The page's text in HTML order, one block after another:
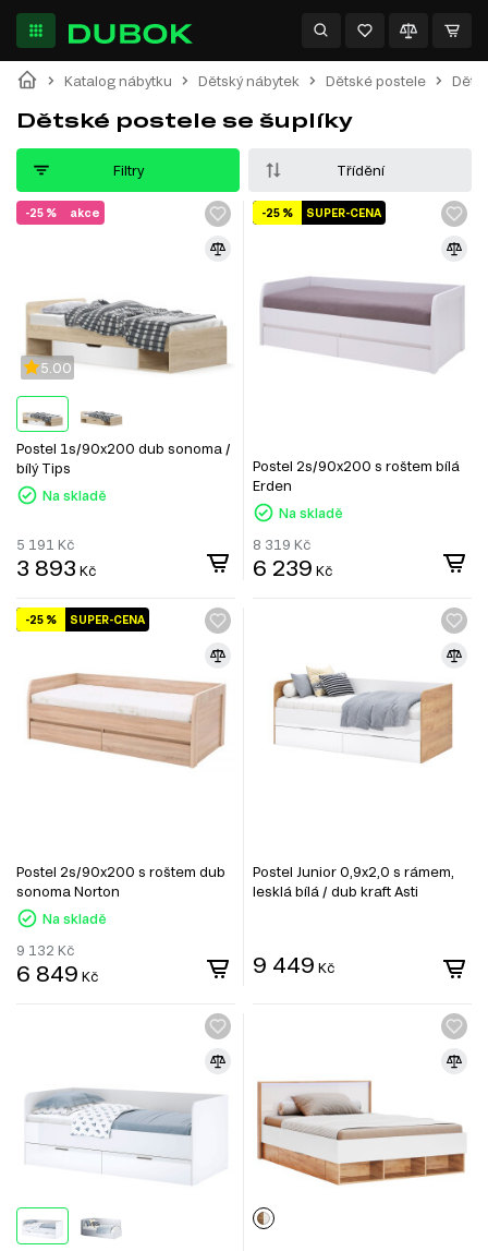
Katalog nábytku Dětský nábytek Dětské postele
Dětské postele se šuplíky
Filtry Třídění
akce
-25 %
5.00
Postel 1s/90x200 dub sonoma /
bílý Tips
Na skladě
5 191 Kč
3 893 Kč
SUPER-CENA
-25 %
Postel 2s/90x200 s roštem bílá
Erden
Na skladě
8 319 Kč
6 239 Kč
SUPER-CENA
-25 %
Postel 2s/90x200 s roštem dub
sonoma Norton
Na skladě
9 132 Kč
6 849 Kč
Postel Junior 0,9x2,0 s rámem,
lesklá bílá / dub kraft Asti
9 449 Kč